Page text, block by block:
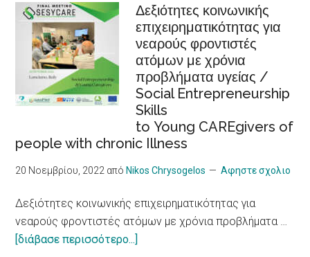
Problems,
New
Research
Shows
Βιώσιμος
τουρισμός,
προσβασιμότητα,
συμπερίληψη,
εργασιακή
ένταξη
tourism,
inclusiveness,
integration,
social
Δεξιότητες κοινωνικής
επιχειρηματικότητας για
νεαρούς φροντιστές
ατόμων με χρόνια
προβλήματα υγείας /
Social Entrepreneurship
Skills
to Young CAREgivers of
people with chronic Illness
20 Νοεμβρίου, 2022 από Nikos Chrysogelos Αφηστε σχολιο
Δεξιότητες κοινωνικής επιχειρηματικότητας για
νεαρούς φροντιστές ατόμων με χρόνια προβλήματα …
[διάβασε περισσότερο...]